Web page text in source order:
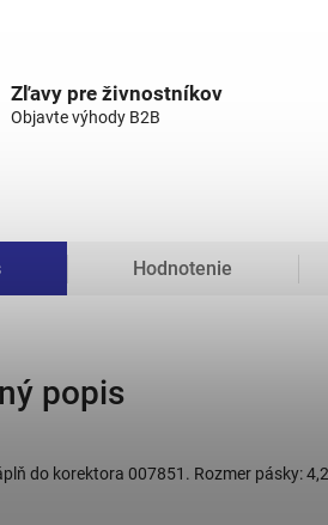
Zľavy pre živnostníkov
Objavte výhody B2B
Hodnotenie
popis
do korektora 007851. Rozmer pásky: